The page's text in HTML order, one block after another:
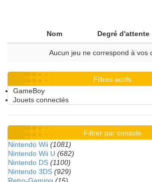
Nom Degré d'attente
Aucun jeu ne correspond à vos
Filtres actifs
GameBoy
Jouets connectés
Filtrer par console
Nintendo Wii (1081)
Nintendo Wii U (682)
Nintendo DS (1100)
Nintendo 3DS (929)